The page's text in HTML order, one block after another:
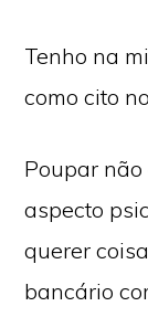
Tenho na
como cito
Poupar
aspecto
querer
bancário